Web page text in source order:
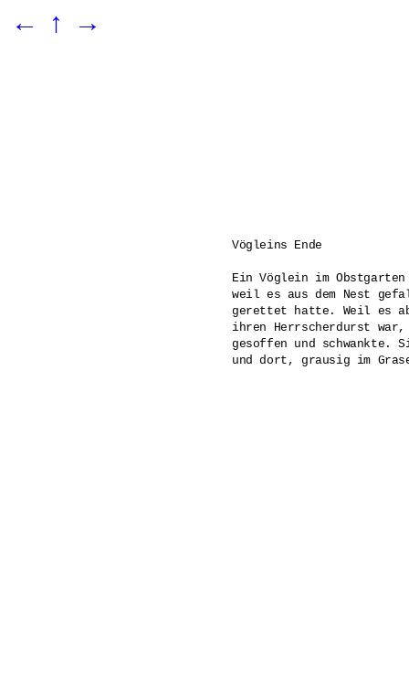
← ↑ →
Vögleins Ende
Ein Vöglein im
weil es aus dem Nest
gerettet hatte. Weil es
ihren Herrscherdurst
gesoffen und schwankte.
und dort, grausig im